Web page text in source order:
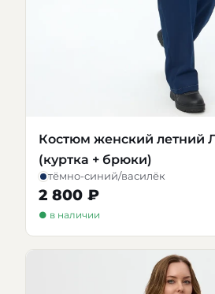
Костюм женский летний
(куртка + брюки)
тёмно-синий/василёк
2 800 ₽
● в наличии